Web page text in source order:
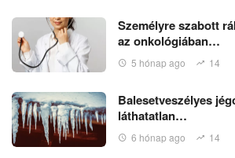
Személyre szabott
az onkológiában…
5 hónap ago 14
Balesetveszélyes
láthatatlan…
6 hónap ago 14